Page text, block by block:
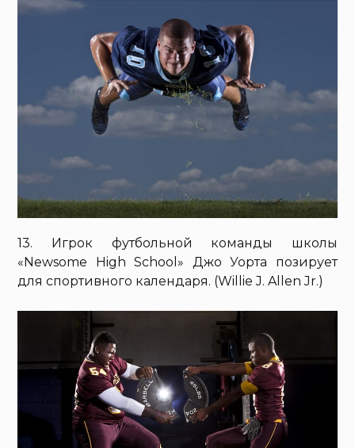
13. Игрок футбольной команды школы
«Newsome High School» Джо Уорта позирует
для спортивного календаря. (Willie J. Allen Jr.)